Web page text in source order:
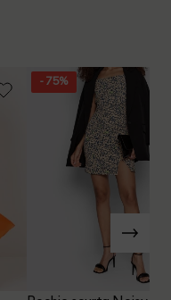
- 75%